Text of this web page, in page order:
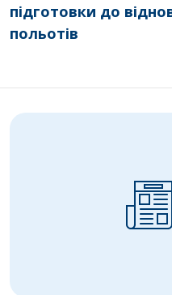
підготовки до
польотів